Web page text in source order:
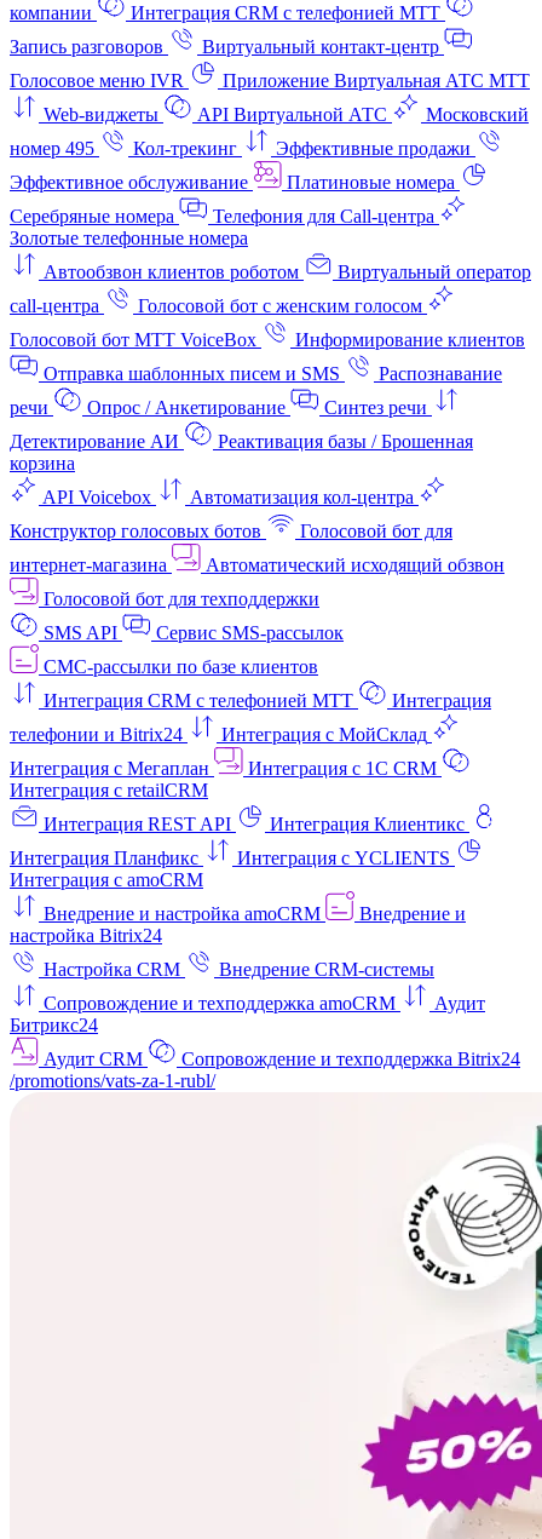
компании
Интеграция CRM с телефонией МТТ
Запись разговоров
Виртуальный контакт‑центр
Голосовое меню IVR
Приложение Виртуальная АТС МТТ
Web-виджеты
API Виртуальной АТС
Московский
номер 495
Кол-трекинг
Эффективные продажи
Эффективное обслуживание
Платиновые номера
Серебряные номера
Телефония для Call-центра
Золотые телефонные номера
Автообзвон клиентов роботом
Виртуальный оператор
call-центра
Голосовой бот с женским голосом
Голосовой бот МТТ VoiceBox
Информирование клиентов
Отправка шаблонных писем и SMS
Распознавание
речи
Опрос / Анкетирование
Синтез речи
Детектирование АИ
Реактивация базы / Брошенная
корзина
API Voicebox
Автоматизация кол‑центра
Конструктор голосовых ботов
Голосовой бот для
интернет‑магазина
Автоматический исходящий обзвон
Голосовой бот для техподдержки
SMS API
Сервис SMS-рассылок
СМС-рассылки по базе клиентов
Интеграция CRM с телефонией МТТ
Интеграция
телефонии и Bitrix24
Интеграция с МойСклад
Интеграция с Мегаплан
Интеграция с 1C CRM
Интеграция с retailCRM
Интеграция REST API
Интеграция Клиентикс
Интеграция Планфикс
Интеграция с YCLIENTS
Интеграция с amoCRM
Внедрение и настройка amoCRM
Внедрение и
настройка Bitrix24
Настройка CRM
Внедрение CRM-системы
Сопровождение и техподдержка amoCRM
Аудит
Битрикс24
Аудит CRM
Сопровождение и техподдержка Bitrix24
/promotions/vats-za-1-rubl/